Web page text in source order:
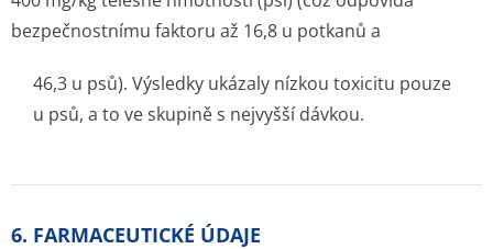
bezpečnostnímu faktoru až 16,8 u potkanů a
46,3 u psů). Výsledky ukázaly nízkou toxicitu pouze
u psů, a to ve skupině s nejvyšší dávkou.
6. FARMACEUTICKÉ ÚDAJE